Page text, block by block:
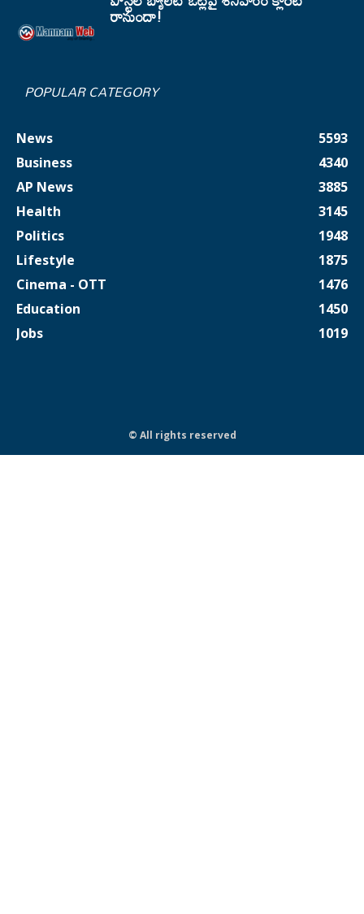
రానుందా!
POPULAR CATEGORY
News
5593
Business
4340
AP News
3885
Health
3145
Politics
1948
Lifestyle
1875
Cinema - OTT
1476
Education
1450
Jobs
1019
© All rights reserved